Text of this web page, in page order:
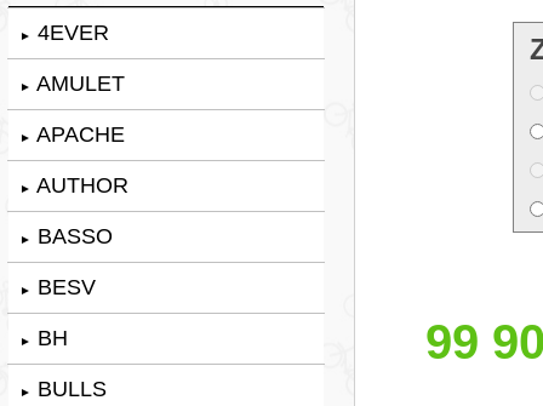
► 4EVER
► AMULET
► APACHE
► AUTHOR
► BASSO
► BESV
► BH
► BULLS
99